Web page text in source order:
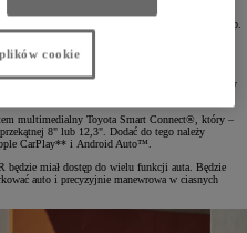
– inteligentne oświetlenie ambientowe
że charakter oświetlenia można dostosowywać np.
24 odcienie, które zsynchronizowano z każdą
Dźwiękowe oraz wizualne ostrzeżenia
wzmacniane zmianą koloru oświetlenia na czerwony
lub rowerzystą nadjeżdżającym z tyłu.
multimedialny Toyota Smart Connect®, który –
8" lub 12,3". Dodać do tego należy
CarPlay** i Android Auto™.
miał dostęp do wielu funkcji auta. Będzie
auto i precyzyjnie manewrowa w ciasnych
cookie